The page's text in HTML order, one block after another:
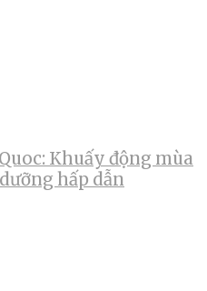
Khuấy động mùa
hấp dẫn